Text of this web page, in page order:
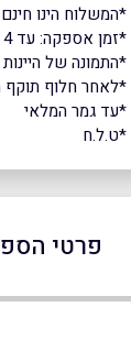
*המשלוח הינו חינם
*זמן אספקה: עד 4 ימי עסקים.
*התמונה של
*לאחר חלוף תוקף
*עד גמר המלאי
*ט.ל.ח
פרטי
03-6390301